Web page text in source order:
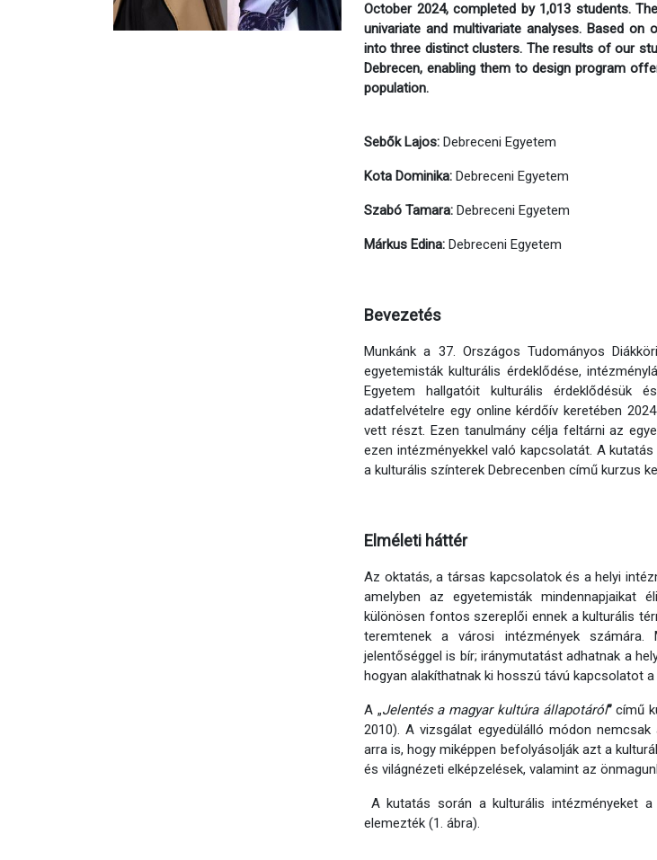
October 2024, completed by 1,013 students.
univariate and multivariate analyses. Based on
into three distinct clusters. The results of our
Debrecen, enabling them to design program
population.
Sebők Lajos: Debreceni Egyetem
Kota Dominika: Debreceni Egyetem
Szabó Tamara: Debreceni Egyetem
Márkus Edina: Debreceni Egyetem
Bevezetés
Munkánk a 37. Országos Tudományos
egyetemisták kulturális érdeklődése,
Egyetem hallgatóit kulturális érdeklődésük
adatfelvételre egy online kérdőív keretében
vett részt. Ezen tanulmány célja feltárni az
ezen intézményekkel való kapcsolatát. A
a kulturális színterek Debrecenben című kurzus
Elméleti háttér
Az oktatás, a társas kapcsolatok és a helyi
amelyben az egyetemisták mindennapjaikat
különösen fontos szereplői ennek a kulturális
teremtenek a városi intézmények számára.
jelentőséggel is bír; iránymutatást adhatnak a
hogyan alakíthatnak ki hosszú távú kapcsolatot
A „Jelentésa magyar kultúra állapotáról”című
2010). A vizsgálat egyedülálló módon
arra is, hogy miképpen befolyásolják azt a
és világnézeti elképzelések, valamint az
A kutatás során a kulturális intézményeket a
elemezték (1. ábra).